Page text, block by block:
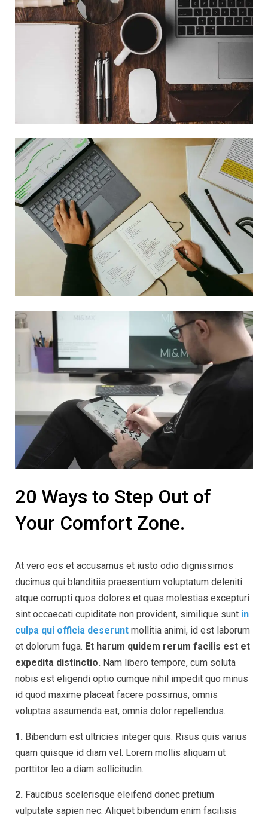
20 Ways to Step Out of
Your Comfort Zone.
At vero eos et accusamus et iusto odio dignissimos
ducimus qui blanditiis praesentium voluptatum deleniti
atque corrupti quos dolores et quas molestias excepturi
sint occaecati cupiditate non provident, similique sunt in
culpa qui officia deserunt mollitia animi, id est laborum
et dolorum fuga. Et harum quidem rerum facilis est et
expedita distinctio. Nam libero tempore, cum soluta
nobis est eligendi optio cumque nihil impedit quo minus
id quod maxime placeat facere possimus, omnis
voluptas assumenda est, omnis dolor repellendus.
1. Bibendum est ultricies integer quis. Risus quis varius
quam quisque id diam vel. Lorem mollis aliquam ut
porttitor leo a diam sollicitudin.
2. Faucibus scelerisque eleifend donec pretium
vulputate sapien nec. Aliquet bibendum enim facilisis